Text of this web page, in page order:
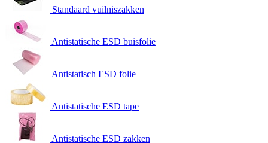
Standaard vuilniszakken
Antistatische ESD buisfolie
Antistatisch ESD folie
Antistatische ESD tape
Antistatische ESD zakken